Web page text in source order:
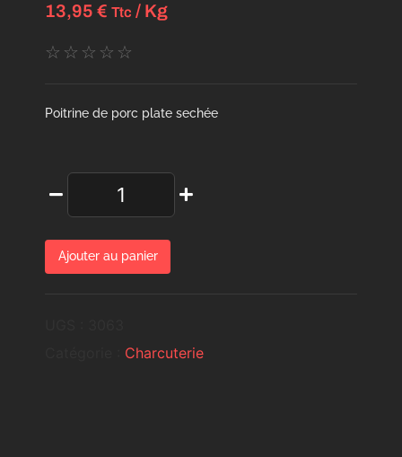
13,95 € Ttc / Kg
☆ ☆ ☆ ☆ ☆
Poitrine de porc plate sechée
Ajouter au panier
Charcuterie